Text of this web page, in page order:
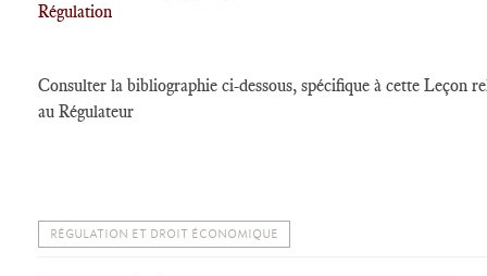
Régulation
Consulter la bibliographie ci-dessous, spécifique à cette Leçon
au Régulateur
RÉGULATION ET DROIT ÉCONOMIQUE